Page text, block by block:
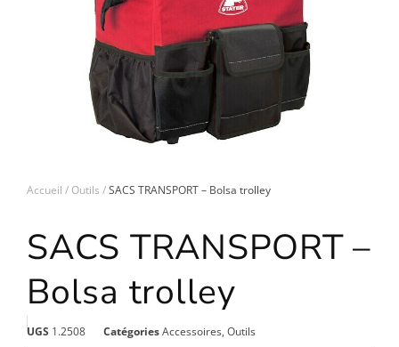
Accueil Outils SACS TRANSPORT – Bolsa trolley
SACS TRANSPORT –
Bolsa trolley
UGS 1.2508 CatégoriesAccessoires, Outils